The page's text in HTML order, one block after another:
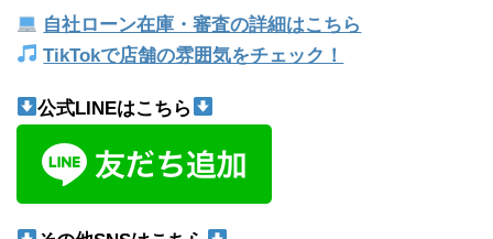
自社ローン在庫・審査の詳細はこちら
TikTokで店舗の雰囲気をチェック！
公式LINEはこちら